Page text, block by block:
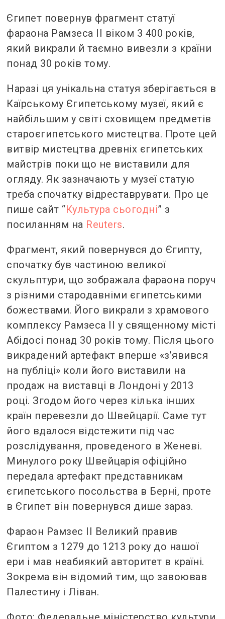
Єгипет повернув фрагмент статуї
фараона Рамзеса II віком 3 400 років,
який викрали й таємно вивезли з країни
понад 30 років тому.
Наразі ця унікальна статуя зберігається в
Каїрському Єгипетському музеї, який є
найбільшим у світі сховищем предметів
староєгипетського мистецтва. Проте цей
витвір мистецтва древніх єгипетських
майстрів поки що не виставили для
огляду. Як зазначають у музеї статую
треба спочатку відреставрувати. Про це
пише сайт “Культура сьогодні” з
посиланням на Reuters.
Фрагмент, який повернувся до Єгипту,
спочатку був частиною великої
скульптури, що зображала фараона поруч
з різними стародавніми єгипетськими
божествами. Його викрали з храмового
комплексу Рамзеса II у священному місті
Абідосі понад 30 років тому. Після цього
викрадений артефакт вперше «з’явився
на публіці» коли його виставили на
продаж на виставці в Лондоні у 2013
році. Згодом його через кілька інших
країн перевезли до Швейцарії. Саме тут
його вдалося відстежити під час
розслідування, проведеного в Женеві.
Минулого року Швейцарія офіційно
передала артефакт представникам
єгипетського посольства в Берні, проте
в Єгипет він повернувся дише зараз.
Фараон Рамзес ІІ Великий правив
Єгиптом з 1279 до 1213 року до нашої
ери і мав неабиякий авторитет в країні.
Зокрема він відомий тим, що завоював
Палестину і Ліван.